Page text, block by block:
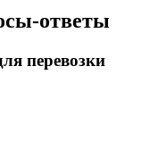
ответы
перевозки